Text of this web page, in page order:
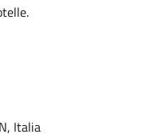
Italia